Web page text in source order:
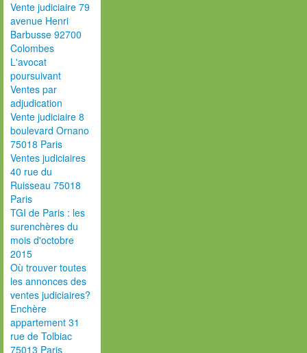
Vente judiciaire 79
avenue Henri
Barbusse 92700
Colombes
L'avocat
poursuivant
Ventes par
adjudication
Vente judiciaire 8
boulevard Ornano
75018 Paris
Ventes judiciaires
40 rue du
Ruisseau 75018
Paris
TGI de Paris : les
surenchères du
mois d'octobre
2015
Où trouver toutes
les annonces des
ventes judiciaires?
Enchère
appartement 31
rue de Tolbiac
75013 Paris